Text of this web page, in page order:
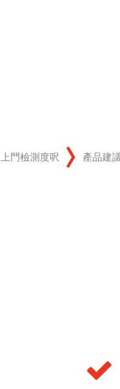
上門檢測度呎 產品建